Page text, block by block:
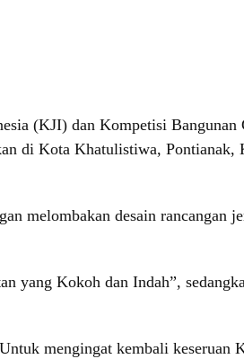
(KJI) dan Kompetisi
di Kota Khatulistiwa, Pontianak,
melombakan desain rancangan
yang Kokoh dan Indah”,
mengingat kembali